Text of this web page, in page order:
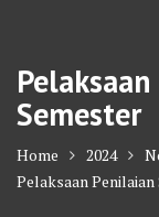
Semester
Home 2024
Pelaksaan